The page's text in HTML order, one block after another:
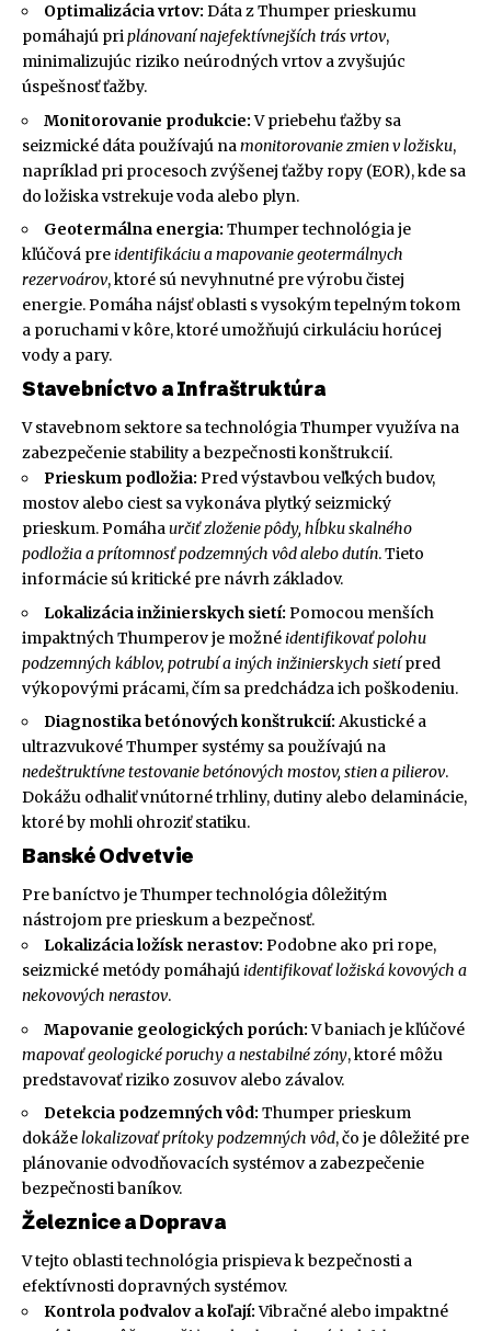
Optimalizácia vrtov: Dáta z Thumper prieskumu
pomáhajú priplánovaní najefektívnejších trás vrtov,
minimalizujúc riziko neúrodných vrtov a zvyšujúc
úspešnosť ťažby.
Monitorovanie produkcie:V priebehu ťažby sa
seizmické dáta používajú namonitorovanie zmien v ložisku,
napríklad pri procesoch zvýšenej ťažby ropy (EOR), kde sa
do ložiska vstrekuje voda alebo plyn.
Geotermálna energia: Thumper technológia je
kľúčová preidentifikáciu a mapovanie geotermálnych
rezervoárov, ktoré sú nevyhnutné pre výrobu čistej
energie. Pomáha nájsť oblasti s vysokým tepelným tokom
a poruchami v kôre, ktoré umožňujú cirkuláciu horúcej
vody a pary.
Stavebníctvo a Infraštruktúra
V stavebnom sektore sa technológia Thumper využíva na
zabezpečenie stability a bezpečnosti konštrukcií.
Prieskum podložia: Pred výstavbou veľkých budov,
mostov alebo ciest sa vykonáva plytký seizmický
prieskum. Pomáhaurčiť zloženie pôdy, hĺbku skalného
podložia a prítomnosť podzemných vôd alebo dutín. Tieto
informácie sú kritické pre návrh základov.
Lokalizácia inžinierskych sietí: Pomocou menších
impaktných Thumperov je možnéidentifikovať polohu
podzemných káblov, potrubí a iných inžinierskych sietípred
výkopovými prácami, čím sa predchádza ich poškodeniu.
Diagnostika betónových konštrukcií: Akustické a
ultrazvukové Thumper systémy sa používajú na
nedeštruktívne testovanie betónových mostov, stien a pilierov.
Dokážu odhaliť vnútorné trhliny, dutiny alebo delaminácie,
ktoré by mohli ohroziť statiku.
Banské Odvetvie
Pre baníctvo je Thumper technológia dôležitým
nástrojom pre prieskum a bezpečnosť.
Lokalizácia ložísk nerastov: Podobne ako pri rope,
seizmické metódy pomáhajúidentifikovať ložiská kovových a
nekovových nerastov.
Mapovanie geologických porúch:V baniach je kľúčové
mapovať geologické poruchy a nestabilné zóny, ktoré môžu
predstavovať riziko zosuvov alebo závalov.
Detekcia podzemných vôd: Thumper prieskum
dokáželokalizovať prítoky podzemných vôd, čo je dôležité pre
plánovanie odvodňovacích systémov a zabezpečenie
bezpečnosti baníkov.
Železnice a Doprava
V tejto oblasti technológia prispieva k bezpečnosti a
efektívnosti dopravných systémov.
Kontrola podvalov a koľají:Vibračné alebo impaktné